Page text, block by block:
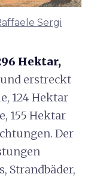
Sergi
Hektar,
und erstreckt
124 Hektar
155 Hektar
Der
Strandbäder,